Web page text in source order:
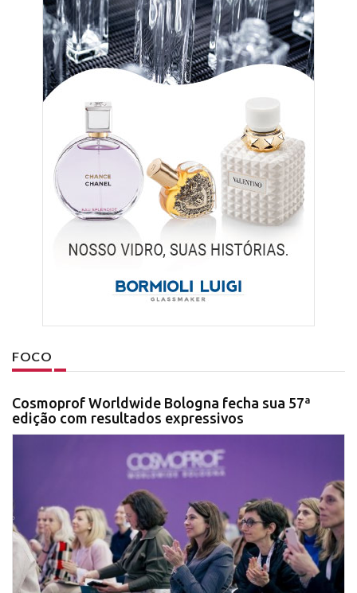
FOCO
Cosmoprof Worldwide Bologna fecha sua 57ª
edição com resultados expressivos